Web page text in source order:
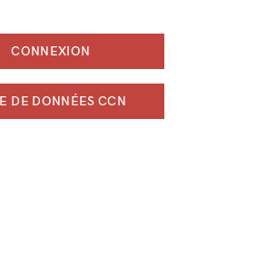
CONNEXION
DE DONNÉES CCN